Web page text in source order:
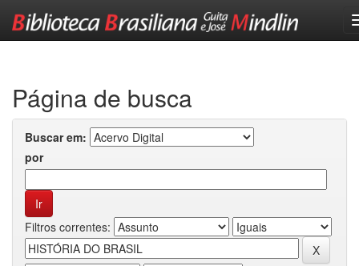
Página de busca
Buscar em:
por
Filtros correntes: